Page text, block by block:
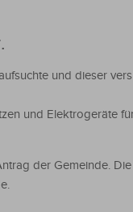
und dieser
und Elektrogeräte
der Gemeinde.